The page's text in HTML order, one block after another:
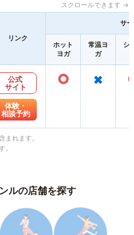
スクロールできます →
リンク
サ
ホット
ヨガ
常温ヨ
ガ
シ
公式
サイト
体験・
相談予約
○ ×
まれます。
。
ルの店舗を探す